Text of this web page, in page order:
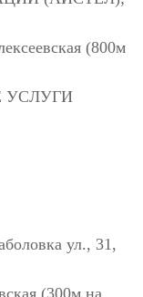
(800м
УСЛУГИ
ул., 31,
(300м на